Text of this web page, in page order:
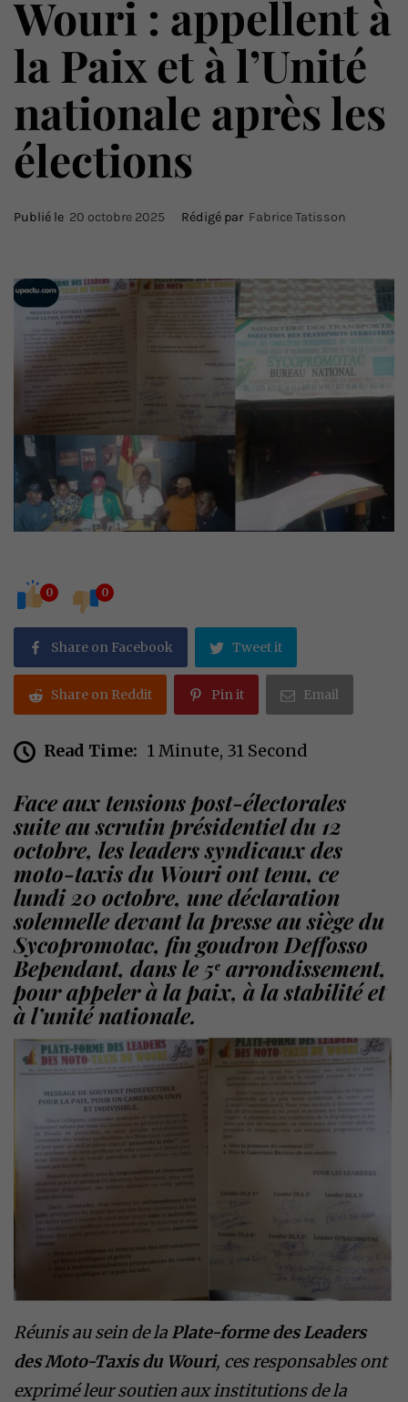
Wouri : appellent à
la Paix et à l’Unité
nationale après les
élections
Publié le 20 octobre 2025 Rédigé par Fabrice Tatisson
0 0
Share on Facebook Tweet it
Share on Reddit Pin it Email
Read Time: 1 Minute, 31 Second
Face aux tensions post-électorales
suite au scrutin présidentiel du 12
octobre, les leaders syndicaux des
moto-taxis du Wouri ont tenu, ce
lundi 20 octobre, une déclaration
solennelle devant la presse au siège du
Sycopromotac, fin goudron Deffosso
Bependant, dans le 5ᵉ arrondissement,
pour appeler à la paix, à la stabilité et
à l’unité nationale.
Réunis au sein de la Plate-forme des Leaders
des Moto-Taxis du Wouri, ces responsables ont
exprimé leur soutien aux institutions de la